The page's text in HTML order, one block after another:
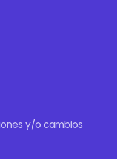
y/o cambios